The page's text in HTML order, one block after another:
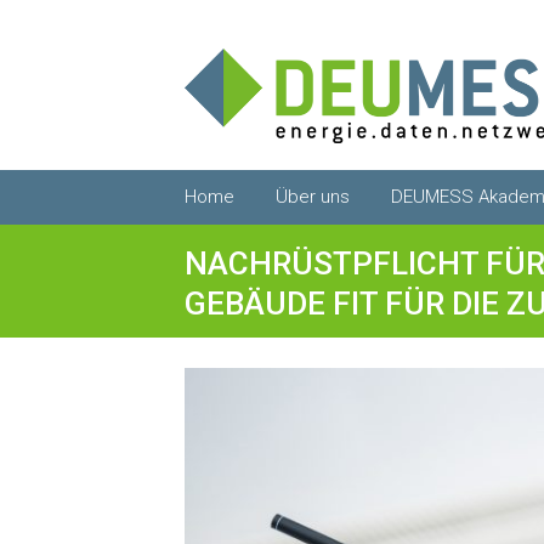
Home Über uns DEUMESS
NACHRÜSTPFLICHT
GEBÄUDE FIT FÜR DIE